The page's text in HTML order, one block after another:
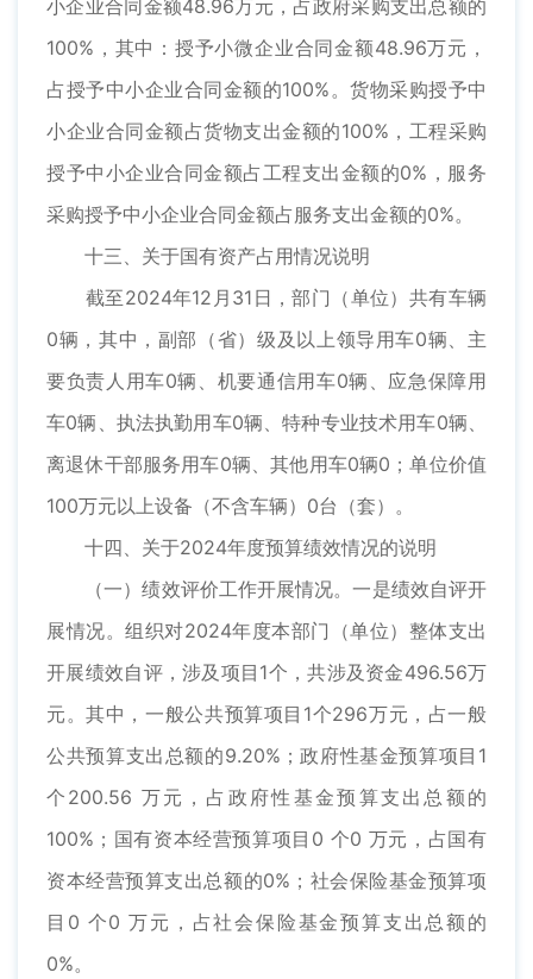
小企业合同金额48.96万元，占政府采购支出总额的
100%，其中：授予小微企业合同金额48.96万元，
占授予中小企业合同金额的100%。货物采购授予中
小企业合同金额占货物支出金额的100%，工程采购
授予中小企业合同金额占工程支出金额的0%，服务
采购授予中小企业合同金额占服务支出金额的0%。
十三、关于国有资产占用情况说明
截至2024年12月31日，部门（单位）共有车辆
0辆，其中，副部（省）级及以上领导用车0辆、主
要负责人用车0辆、机要通信用车0辆、应急保障用
车0辆、执法执勤用车0辆、特种专业技术用车0辆、
离退休干部服务用车0辆、其他用车0辆0；单位价值
100万元以上设备（不含车辆）0台（套）。
十四、关于2024年度预算绩效情况的说明
（一）绩效评价工作开展情况。一是绩效自评开
展情况。组织对2024年度本部门（单位）整体支出
开展绩效自评，涉及项目1个，共涉及资金496.56万
元。其中，一般公共预算项目1个296万元，占一般
公共预算支出总额的9.20%；政府性基金预算项目1
个200.56 万元，占政府性基金预算支出总额的
100%；国有资本经营预算项目0 个0 万元，占国有
资本经营预算支出总额的0%；社会保险基金预算项
目0 个0 万元，占社会保险基金预算支出总额的
0%。